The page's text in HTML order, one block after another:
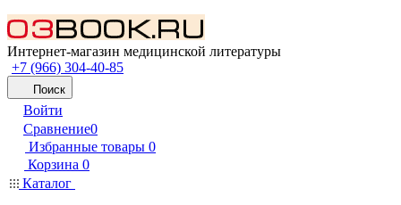
Интернет-магазин медицинской литературы
+7 (966) 304-40-85
Поиск
Войти
Сравнение0
Избранные товары 0
Корзина 0
Каталог